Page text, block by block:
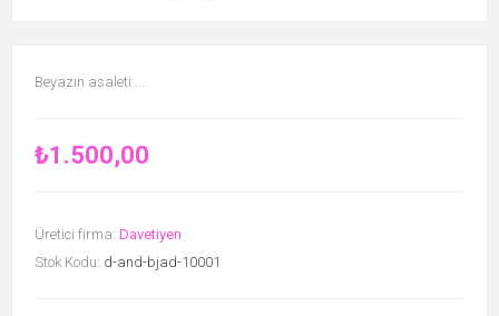
Beyazın asaleti ...
₺1.500,00
Üretici firma: Davetiyen
Stok Kodu: d-and-bjad-10001